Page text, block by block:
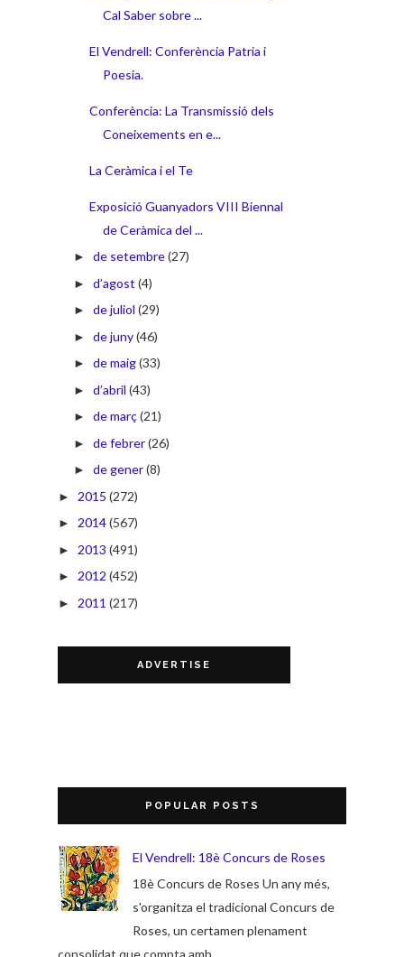
Cal Saber sobre ...
El Vendrell: Conferència Patria i
Poesia.
Conferència: La Transmissió dels
Coneixements en e...
La Ceràmica i el Te
Exposició Guanyadors VIII Biennal
de Ceràmica del ...
► de setembre(27)
► d’agost (4)
► de juliol (29)
► de juny(46)
► de maig(33)
► d’abril (43)
► de març(21)
► de febrer(26)
► de gener(8)
► 2015 (272)
► 2014(567)
► 2013 (491)
► 2012 (452)
► 2011 (217)
ADVERTISE
POPULAR POSTS
El Vendrell: 18è Concurs de Roses
18è Concurs de Roses Un any més,
s'organitza el tradicional Concurs de
Roses, un certamen plenament
consolidat que compta amb ...